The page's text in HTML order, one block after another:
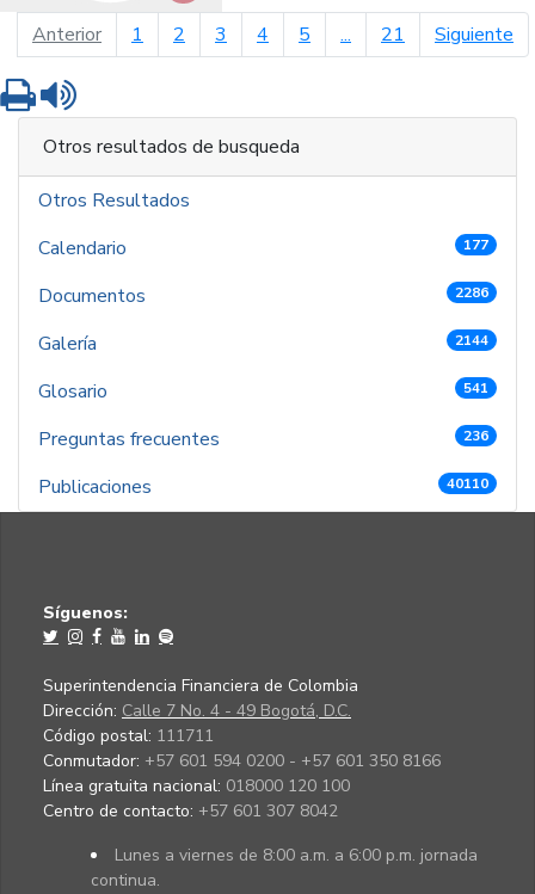
Anteriorpágina anterior
1 2 3 4 5 ... 21 Siguiente
Imprimir
Otros resultados de busqueda
Otros Resultados
Calendario
177
Documentos 2286
Galería 2144
Glosario 541
Preguntas frecuentes 236
Publicaciones 40110
Síguenos:
Superintendencia Financiera de Colombia
Dirección: Calle 7 No. 4 - 49 Bogotá, D.C.
Código postal: 111711
Conmutador: +57 601 594 0200 - +57 601 350 8166
Línea gratuita nacional: 018000 120 100
Centro de contacto: +57 601 307 8042
Lunes a viernes de 8:00 a.m. a 6:00 p.m. jornada
continua.